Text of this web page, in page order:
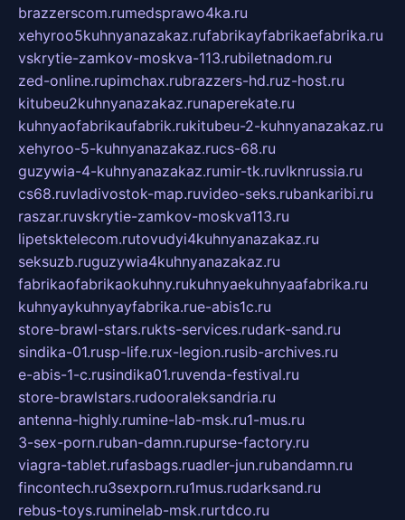
brazzerscom.rumedsprawo4ka.ru
xehyroo5kuhnyanazakaz.rufabrikayfabrikaefabrika.ru
vskrytie-zamkov-moskva-113.rubiletnadom.ru
zed-online.rupimchax.rubrazzers-hd.ruz-host.ru
kitubeu2kuhnyanazakaz.runaperekate.ru
kuhnyaofabrikaufabrik.rukitubeu-2-kuhnyanazakaz.ru
xehyroo-5-kuhnyanazakaz.rucs-68.ru
guzywia-4-kuhnyanazakaz.rumir-tk.ruvlknrussia.ru
cs68.ruvladivostok-map.ruvideo-seks.rubankaribi.ru
raszar.ruvskrytie-zamkov-moskva113.ru
lipetsktelecom.rutovudyi4kuhnyanazakaz.ru
seksuzb.ruguzywia4kuhnyanazakaz.ru
fabrikaofabrikaokuhny.rukuhnyaekuhnyaafabrika.ru
kuhnyaykuhnyayfabrika.rue-abis1c.ru
store-brawl-stars.rukts-services.rudark-sand.ru
sindika-01.rusp-life.rux-legion.rusib-archives.ru
e-abis-1-c.rusindika01.ruvenda-festival.ru
store-brawlstars.rudooraleksandria.ru
antenna-highly.rumine-lab-msk.ru1-mus.ru
3-sex-porn.ruban-damn.rupurse-factory.ru
viagra-tablet.rufasbags.ruadler-jun.rubandamn.ru
fincontech.ru3sexporn.ru1mus.rudarksand.ru
rebus-toys.ruminelab-msk.rurtdco.ru